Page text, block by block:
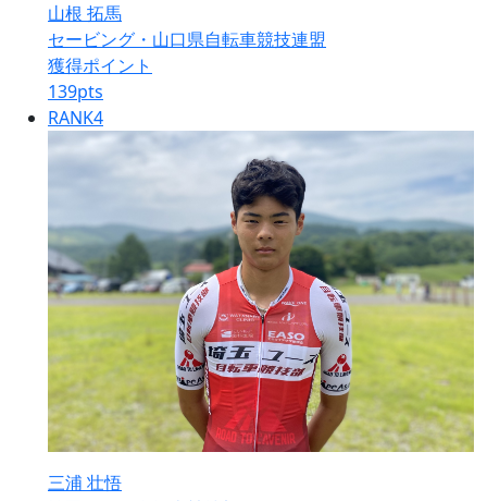
山根 拓馬
セービング・山口県自転車競技連盟
獲得ポイント
139pts
RANK4
三浦 壮悟